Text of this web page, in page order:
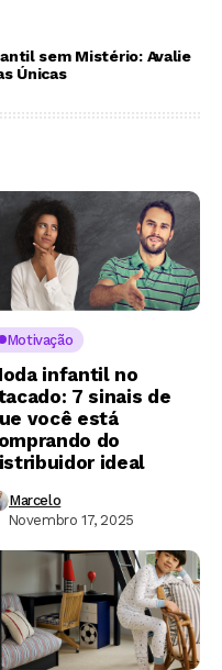
sem Mistério: Avalie
Únicas
Motivação
infantil no
7 sinais de
você está
do
ideal
Marcelo
Novembro 17, 2025